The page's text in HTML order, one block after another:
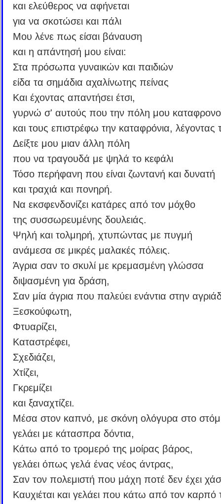
και ελεύθερος να αφήνεται
για να σκοτώσει και πάλι
Μου λένε πως είσαι βάναυση
και η απάντησή μου είναι:
Στα πρόσωπα γυναικών και παιδιών
είδα τα σημάδια αχαλίνωτης πείνας
Και έχοντας απαντήσει έτσι,
γυρνώ σ' αυτούς που την πόλη μου
και τους επιστρέφω την καταφρόνια, λέγοντας
Δείξτε μου μιαν άλλη πόλη
που να τραγουδά με ψηλά το κεφάλι
Τόσο περήφανη που είναι ζωντανή και δυνατή
και τραχιά και πονηρή.
Να εκσφενδονίζει κατάρες από τον μόχθο
της συσσωρευμένης δουλειάς.
Ψηλή και τολμηρή, χτυπώντας με πυγμή
ανάμεσα σε μικρές μαλακές πόλεις.
Άγρια σαν το σκυλί με κρεμασμένη γλώσσα
διψασμένη για δράση,
Σαν μία άγρια που παλεύει ενάντια στην
Ξεσκούφωτη,
Φτυαρίζει,
Καταστρέφει,
Σχεδιάζει,
Χτίζει,
Γκρεμίζει
και ξαναχτίζει.
Μέσα στον καπνό, με σκόνη ολόγυρα στο
γελάει με κάτασπρα δόντια,
Κάτω από το τρομερό της μοίρας βάρος,
γελάει όπως γελά ένας νέος άντρας,
Σαν τον πολεμιστή που μάχη ποτέ δεν έχει
Καυχιέται και γελάει που κάτω από τον καρπό